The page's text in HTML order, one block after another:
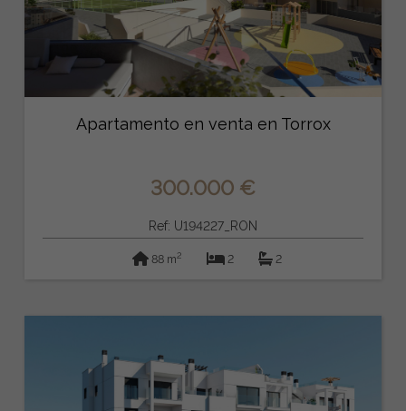
Apartamento en venta en Torrox
300.000 €
Ref: U194227_RON
88 m2 2 2